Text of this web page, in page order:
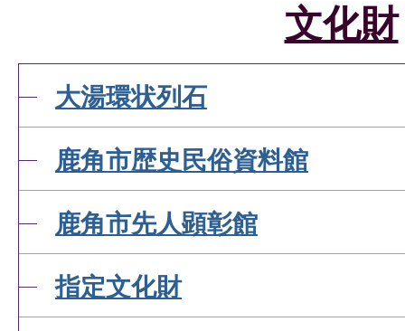
文化財
大湯環状列石
鹿角市歴史民俗資料館
鹿角市先人顕彰館
指定文化財